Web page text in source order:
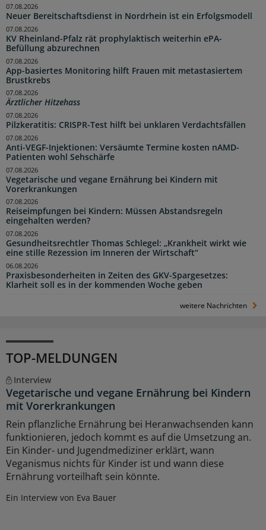
Neuer Bereitschaftsdienst in Nordrhein ist ein Erfolgsmodell
07.08.2026
KV Rheinland-Pfalz rät prophylaktisch weiterhin ePA-
Befüllung abzurechnen
07.08.2026
App-basiertes Monitoring hilft Frauen mit metastasiertem
Brustkrebs
07.08.2026
Ärztlicher Hitzehass
07.08.2026
Pilzkeratitis: CRISPR-Test hilft bei unklaren Verdachtsfällen
07.08.2026
Anti-VEGF-Injektionen: Versäumte Termine kosten nAMD-
Patienten wohl Sehschärfe
07.08.2026
Vegetarische und vegane Ernährung bei Kindern mit
Vorerkrankungen
07.08.2026
Reiseimpfungen bei Kindern: Müssen Abstandsregeln
eingehalten werden?
07.08.2026
Gesundheitsrechtler Thomas Schlegel: „Krankheit wirkt wie
eine stille Rezession im Inneren der Wirtschaft“
07.08.2026
Praxisbesonderheiten in Zeiten des GKV-Spargesetzes:
Klarheit soll es in der kommenden Woche geben
06.08.2026
weitere Nachrichten
TOP-MELDUNGEN
Interview
Vegetarische und vegane Ernährung bei Kindern
mit Vorerkrankungen
Rein pflanzliche Ernährung bei Heranwachsenden kann
funktionieren, jedoch kommt es auf die Umsetzung an.
Ein Kinder- und Jugendmediziner erklärt, wann
Veganismus nichts für Kinder ist und wann diese
Ernährung vorteilhaft sein könnte.
Ein Interview von Eva Bauer